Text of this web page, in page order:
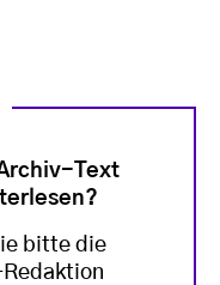
Text
bitte die